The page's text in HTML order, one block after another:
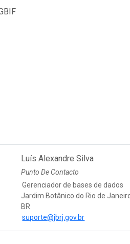
Luís Alexandre Silva
Punto De Contacto
Gerenciador de bases de dados
Jardim Botânico do Rio de
BR
suporte@jbrj.gov.br